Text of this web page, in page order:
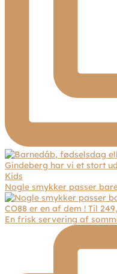
Nogle smykker passer
En frisk servering af